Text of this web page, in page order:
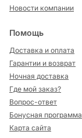
Новости компании
Помощь
Доставка и оплата
Гарантии и возврат
Ночная доставка
Где мой заказ?
Вопрос-ответ
Бонусная программа
Карта сайта